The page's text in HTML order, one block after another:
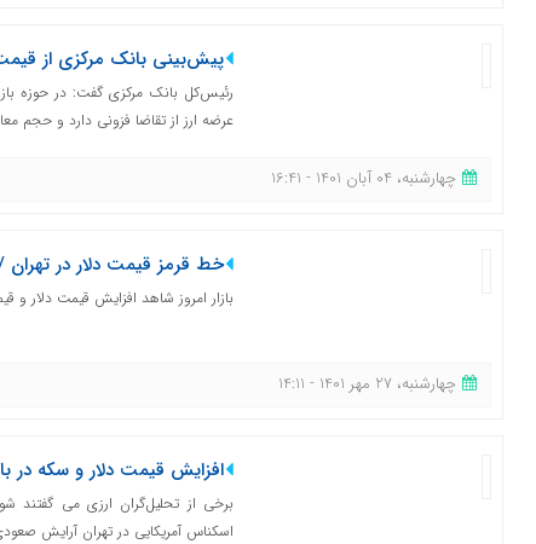
پیش‌بینی بانک مرکزی از قیمت
رئیس‌کل بانک مرکزی گفت: در حوزه
عرضه ارز از تقاضا فزونی دارد و حجم
چهارشنبه، 04 آبان 1401 - 16:41
خط قرمز قیمت دلار در
بازار امروز شاهد افزایش قیمت دلار و
چهارشنبه، 27 مهر 1401 - 14:11
افزایش قیمت دلار و سکه در
برخی از تحلیل‌گران ارزی می
اسکناس آمریکایی در تهران آرایش